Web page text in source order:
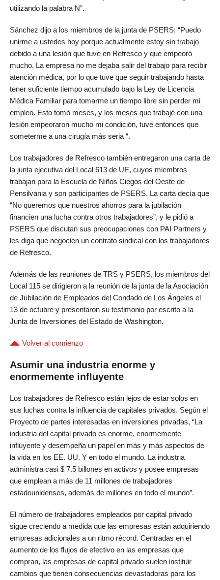
utilizando la palabra N”.
Sánchez dijo a los miembros de la junta de PSERS: “Puedo
unirme a ustedes hoy porque actualmente estoy sin trabajo
debido a una lesión que tuve en Refresco y que empeoró
mucho. La empresa no me dejaba salir del trabajo para recibir
atención médica, por lo que tuve que seguir trabajando hasta
tener suficiente tiempo acumulado bajo la Ley de Licencia
Médica Familiar para tomarme un tiempo libre sin perder mi
empleo. Esto tomó meses, y los meses que trabajé con una
lesión empeoraron mucho mi condición, tuve entonces que
someterme a una cirugía más seria “.
Los trabajadores de Refresco también entregaron una carta de
la junta ejecutiva del Local 613 de UE, cuyos miembros
trabajan para la Escuela de Niños Ciegos del Oeste de
Pensilvania y son participantes de PSERS. La carta decía que
“No queremos que nuestros ahorros para la jubilación
financien una lucha contra otros trabajadores”, y le pidió a
PSERS que discutan sus preocupaciones con PAI Partners y
les diga que negocien un contrato sindical con los trabajadores
de Refresco.
Además de las reuniones de TRS y PSERS, los miembros del
Local 115 se dirigieron a la reunión de la junta de la Asociación
de Jubilación de Empleados del Condado de Los Ángeles el
13 de octubre y presentaron su testimonio por escrito a la
Junta de Inversiones del Estado de Washington.
Volver al comienzo
Asumir una industria enorme y
enormemente influyente
Los trabajadores de Refresco están lejos de estar solos en
sus luchas contra la influencia de capitales privados. Según el
Proyecto de partes interesadas en inversiones privadas, “La
industria del capital privado es enorme, enormemente
influyente y desempeña un papel en más y más aspectos de
la vida en los EE. UU. Y en todo el mundo. La industria
administra casi $ 7.5 billones en activos y posee empresas
que emplean a más de 11 millones de trabajadores
estadounidenses, además de millones en todo el mundo”.
El número de trabajadores empleados por capital privado
sigue creciendo a medida que las empresas están adquiriendo
empresas adicionales a un ritmo récord. Centradas en el
aumento de los flujos de efectivo en las empresas que
compran, las empresas de capital privado suelen instituir
cambios que tienen consecuencias devastadoras para los